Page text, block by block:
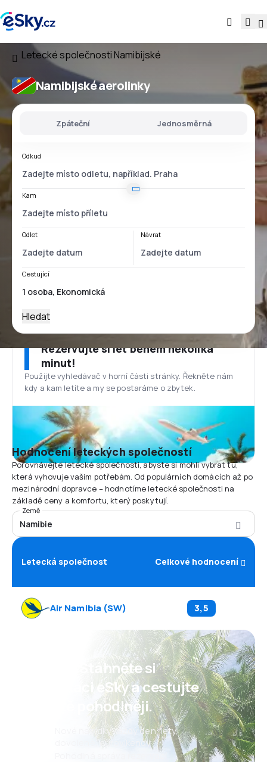
Letecké společnostiNamibijské
Namibijské aerolinky
Zpáteční Jednosměrná
Odkud
Kam
Odlet Návrat
Cestující
Hledat
Rezervujte si let během několika
minut!
Použijte vyhledávač v horní části stránky. Řekněte nám
kdy a kam letíte a my se postaráme o zbytek.
Hodnocení leteckých společností
Porovnávejte letecké společnosti, abyste si mohli vybrat tu,
která vyhovuje vašim potřebám. Od populárních domácích až po
mezinárodní dopravce – hodnotíme letecké společnosti na
základě ceny a komfortu, který poskytují.
Země
Namibie
Letecká společnost Celkové hodnocení
Air Namibia(SW) 3,5
Psst! Stáhněte si
aplikaci eSky a cestujte
ještě pohodlněji.
Nové nabídky každý den: lety,
dovolené, eurovíkendy